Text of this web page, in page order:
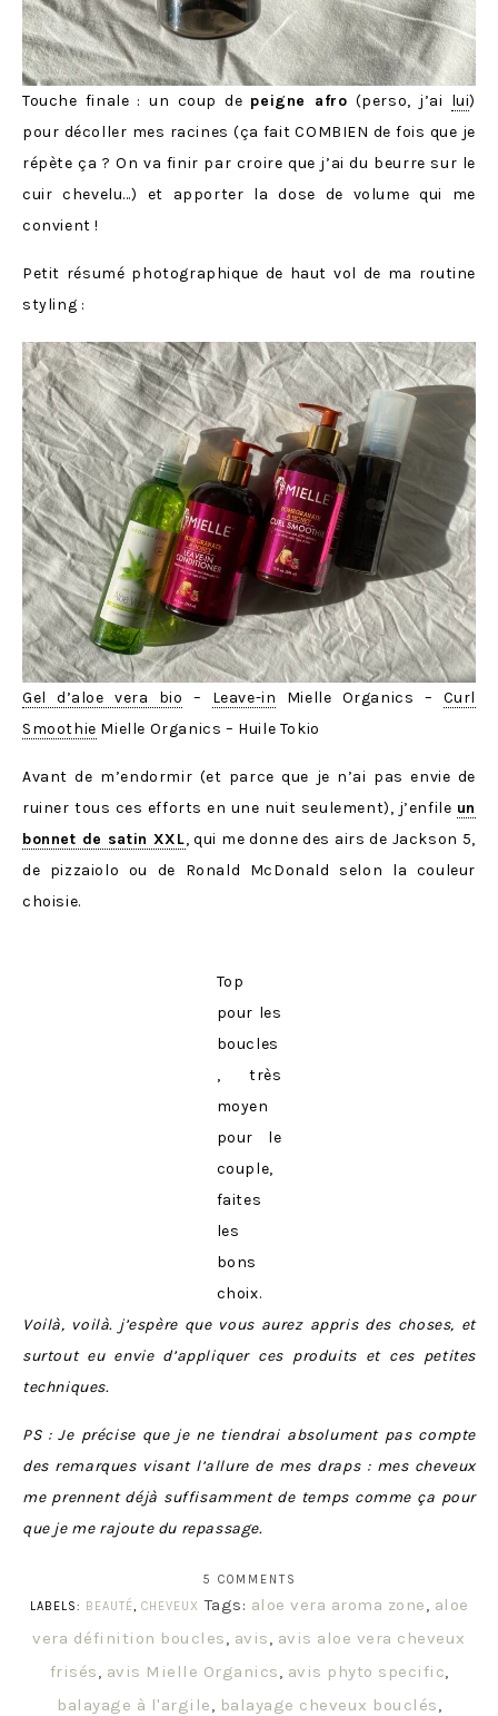
Touche finale : un coup de peigne afro (perso, j’ai lui)
pour décoller mes racines (ça fait COMBIEN de fois que je
répète ça ? On va finir par croire que j’ai du beurre sur le
cuir chevelu…) et apporter la dose de volume qui me
convient !
Petit résumé photographique de haut vol de ma routine
styling :
Gel d’aloe vera bio – Leave-in Mielle Organics – Curl
Smoothie Mielle Organics – Huile Tokio
Avant de m’endormir (et parce que je n’ai pas envie de
ruiner tous ces efforts en une nuit seulement), j’enfile un
bonnet de satin XXL, qui me donne des airs de Jackson 5,
de pizzaiolo ou de Ronald McDonald selon la couleur
choisie.
Top
pour les
boucles
, très
moyen
pour le
couple,
faites
les
bons
choix.
Voilà, voilà. j’espère que vous aurez appris des choses, et
surtout eu envie d’appliquer ces produits et ces petites
techniques.
PS : Je précise que je ne tiendrai absolument pas compte
des remarques visant l’allure de mes draps : mes cheveux
me prennent déjà suffisamment de temps comme ça pour
que je me rajoute du repassage.
5 COMMENTS
LABELS: BEAUTÉ, CHEVEUX Tags: aloe vera aroma zone, aloe
vera définition boucles, avis, avis aloe vera cheveux
frisés, avis Mielle Organics, avis phyto specific,
balayage à l'argile, balayage cheveux bouclés,